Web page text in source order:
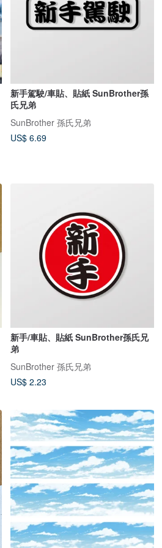
新手駕駛/車貼、貼紙 SunBrother孫
氏兄弟
SunBrother 孫氏兄弟
US$ 6.69
新手/車貼、貼紙 SunBrother孫氏兄
弟
SunBrother 孫氏兄弟
US$ 2.23